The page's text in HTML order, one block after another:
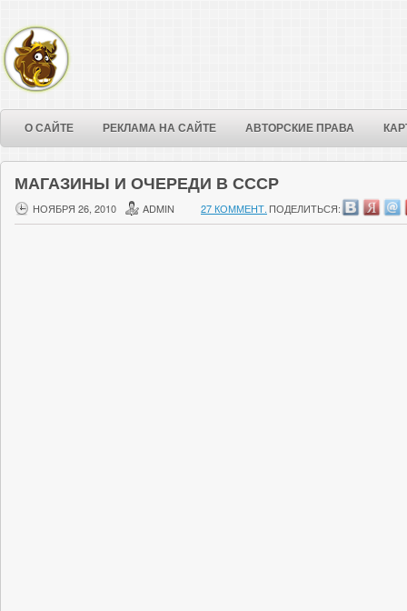
О САЙТЕ РЕКЛАМА НА САЙТЕ АВТОРСКИЕ ПРАВА
МАГАЗИНЫ И ОЧЕРЕДИ В СССР
НОЯБРЯ 26, 2010 ADMIN 27 КОММЕНТ. ПОДЕЛИТЬСЯ: